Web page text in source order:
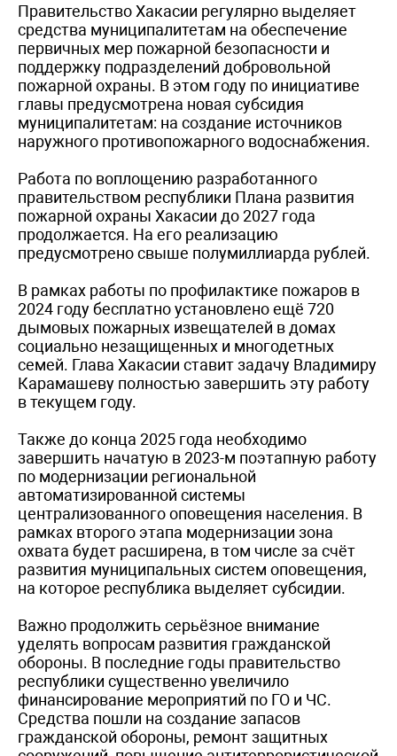
Правительство Хакасии регулярно выделяет
средства муниципалитетам на обеспечение
первичных мер пожарной безопасности и
поддержку подразделений добровольной
пожарной охраны. В этом году по инициативе
главы предусмотрена новая субсидия
муниципалитетам: на создание источников
наружного противопожарного водоснабжения.
Работа по воплощению разработанного
правительством республики Плана развития
пожарной охраны Хакасии до 2027 года
продолжается. На его реализацию
предусмотрено свыше полумиллиарда рублей.
В рамках работы по профилактике пожаров в
2024 году бесплатно установлено ещё 720
дымовых пожарных извещателей в домах
социально незащищенных и многодетных
семей. Глава Хакасии ставит задачу Владимиру
Карамашеву полностью завершить эту работу
в текущем году.
Также до конца 2025 года необходимо
завершить начатую в 2023-м поэтапную работу
по модернизации региональной
автоматизированной системы
централизованного оповещения населения. В
рамках второго этапа модернизации зона
охвата будет расширена, в том числе за счёт
развития муниципальных систем оповещения,
на которое республика выделяет субсидии.
Важно продолжить серьёзное внимание
уделять вопросам развития гражданской
обороны. В последние годы правительство
республики существенно увеличило
финансирование мероприятий по ГО и ЧС.
Средства пошли на создание запасов
гражданской обороны, ремонт защитных